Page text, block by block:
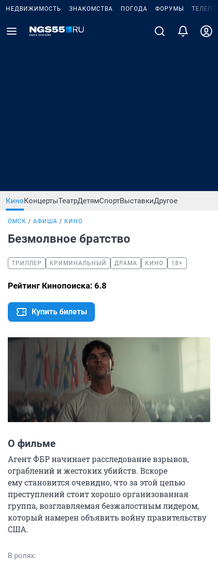
НЕДВИЖИМОСТЬ ЗНАКОМСТВА ПОГОДА ФОРУМЫ
КиноКонцертыТеатрДетямСпортВыставкиДругое
ОМСК АФИША КИНО
Безмолвное братство
ТРИЛЛЕР КРИМИНАЛЬНЫЙ ДРАМА КИНО 18+
Рейтинг Кинопоиска: 6.8
Купить билеты
О фильме
Агент ФБР начинает расследование взрывов,
ограблений и жестоких убийств. Вскоре
ему становится очевидно, что за этой цепью
преступлений стоит хорошо организованная
группа, возглавляемая безжалостным лидером,
который намерен объявить войну правительству
США.
В ролях: